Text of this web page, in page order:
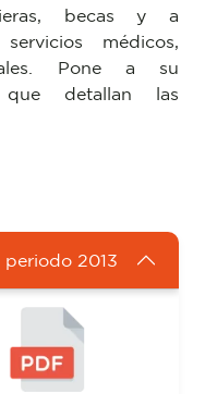
becas y a
médicos,
Pone a su
detallan las
2013